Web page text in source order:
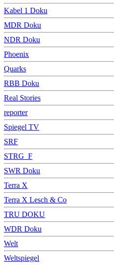
Kabel 1 Doku
MDR Doku
NDR Doku
Phoenix
Quarks
RBB Doku
Real Stories
reporter
Spiegel TV
SRF
STRG_F
SWR Doku
Terra X
Terra X Lesch & Co
TRU DOKU
WDR Doku
Welt
Weltspiegel